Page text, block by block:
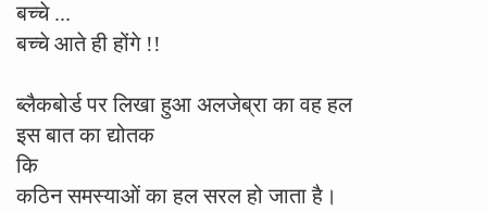
बच्चे ...
बच्चे आते ही होंगे !!
ब्लैकबोर्ड पर लिखा हुआ अलजेब्रा का वह हल
इस बात का द्योतक
कि
कठिन समस्याओं का हल सरल हो जाता है।